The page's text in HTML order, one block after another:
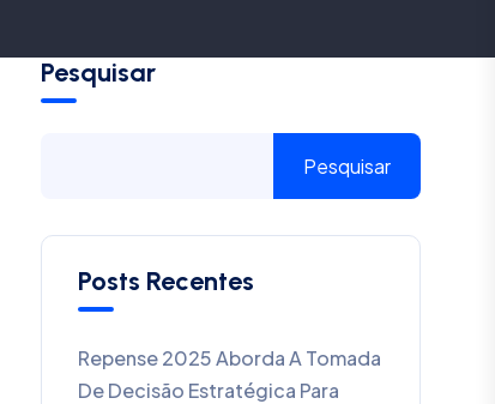
Pesquisar
Pesquisar
Posts Recentes
Repense 2025 Aborda A Tomada
De Decisão Estratégica Para